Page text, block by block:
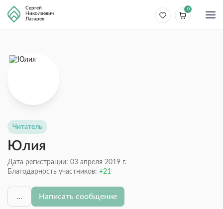
Сергей
Николаевич
Лазарев
0
Читатель
Юлия
Дата регистрации: 03 апреля 2019 г.
Благодарность участников:
21
... Написать сообщение